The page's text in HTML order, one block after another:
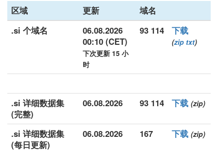
区域 更新
域名
.si 个域名
06.08.2026
00:10 (CET)
下次更新 15 小
时
93 114 下载
(zip txt)
.si 详细数据集
(完整)
06.08.2026 93 114 下载 (zip)
.si 详细数据集
(每日更新)
06.08.2026 167 下载 (zip)